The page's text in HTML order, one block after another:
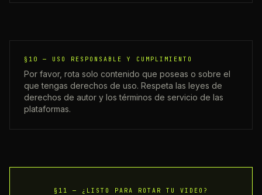
§10 — USO RESPONSABLE Y CUMPLIMIENTO
Por favor, rota solo contenido que poseas o sobre el
que tengas derechos de uso. Respeta las leyes de
derechos de autor y los términos de servicio de las
plataformas.
§11 — ¿LISTO PARA ROTAR TU VIDEO?